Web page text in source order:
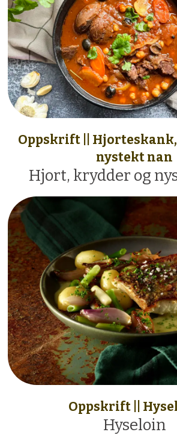
Oppskrift ||
nystekt nan
Hjort, krydder og
Oppskrift ||
Hyseloin